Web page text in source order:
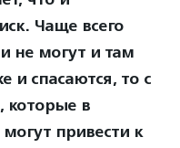
Чаще всего
не могут и там
и спасаются, то с
которые в
привести к